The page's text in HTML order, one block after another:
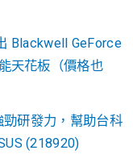
Blackwell GeForce
天花板（價格也
勁研發力，幫助台科
(218920)